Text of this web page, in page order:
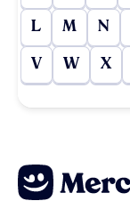
L M N
V W X